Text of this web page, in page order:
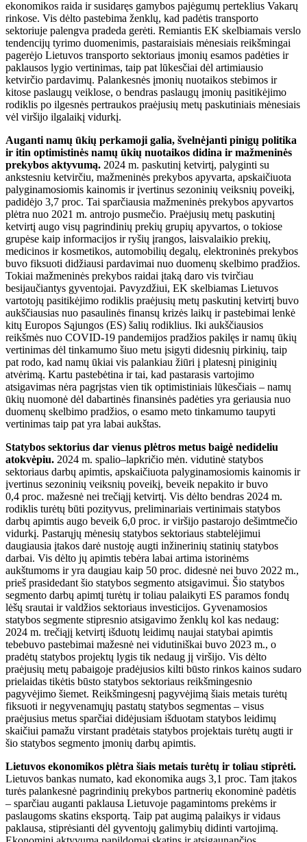
ekonomikos raida ir susidaręs gamybos pajėgumų perteklius Vakarų
rinkose. Vis dėlto pastebima ženklų, kad padėtis transporto
sektoriuje palengva pradeda gerėti. Remiantis EK skelbiamais verslo
tendencijų tyrimo duomenimis, pastaraisiais mėnesiais reikšmingai
pagerėjo Lietuvos transporto sektoriaus įmonių esamos padėties ir
paklausos lygio vertinimas, taip pat lūkesčiai dėl artimiausio
ketvirčio pardavimų. Palankesnės įmonių nuotaikos stebimos ir
kitose paslaugų veiklose, o bendras paslaugų įmonių pasitikėjimo
rodiklis po ilgesnės pertraukos praėjusių metų paskutiniais mėnesiais
vėl viršijo ilgalaikį vidurkį.
Auganti namų ūkių perkamoji galia, švelnėjanti pinigų politika
ir itin optimistinės namų ūkių nuotaikos didina ir mažmeninės
prekybos aktyvumą. 2024 m. paskutinį ketvirtį, palyginti su
ankstesniu ketvirčiu, mažmeninės prekybos apyvarta, apskaičiuota
palyginamosiomis kainomis ir įvertinus sezoninių veiksnių poveikį,
padidėjo 3,7 proc. Tai sparčiausia mažmeninės prekybos apyvartos
plėtra nuo 2021 m. antrojo pusmečio. Praėjusių metų paskutinį
ketvirtį augo visų pagrindinių prekių grupių apyvartos, o tokiose
grupėse kaip informacijos ir ryšių įrangos, laisvalaikio prekių,
medicinos ir kosmetikos, automobilių degalų, elektroninės prekybos
buvo fiksuoti didžiausi pardavimai nuo duomenų skelbimo pradžios.
Tokiai mažmeninės prekybos raidai įtaką daro vis tvirčiau
besijaučiantys gyventojai. Pavyzdžiui, EK skelbiamas Lietuvos
vartotojų pasitikėjimo rodiklis praėjusių metų paskutinį ketvirtį buvo
aukščiausias nuo pasaulinės finansų krizės laikų ir pastebimai lenkė
kitų Europos Sąjungos (ES) šalių rodiklius. Iki aukščiausios
reikšmės nuo COVID-19 pandemijos pradžios pakilęs ir namų ūkių
vertinimas dėl tinkamumo šiuo metu įsigyti didesnių pirkinių, taip
pat rodo, kad namų ūkiai vis palankiau žiūri į platesnį piniginių
atvėrimą. Kartu pastebėtina ir tai, kad pastarasis vartojimo
atsigavimas nėra pagrįstas vien tik optimistiniais lūkesčiais – namų
ūkių nuomonė dėl dabartinės finansinės padėties yra geriausia nuo
duomenų skelbimo pradžios, o esamo meto tinkamumo taupyti
vertinimas taip pat yra labai aukštas.
Statybos sektorius dar vienus plėtros metus baigė nedideliu
atokvėpiu. 2024 m. spalio–lapkričio mėn. vidutinė statybos
sektoriaus darbų apimtis, apskaičiuota palyginamosiomis kainomis ir
įvertinus sezoninių veiksnių poveikį, beveik nepakito ir buvo
0,4 proc. mažesnė nei trečiąjį ketvirtį. Vis dėlto bendras 2024 m.
rodiklis turėtų būti pozityvus, preliminariais vertinimais statybos
darbų apimtis augo beveik 6,0 proc. ir viršijo pastarojo dešimtmečio
vidurkį. Pastarųjų mėnesių statybos sektoriaus stabtelėjimui
daugiausia įtakos darė nustoję augti inžinerinių statinių statybos
darbai. Vis dėlto jų apimtis tebėra labai artima istorinėms
aukštumoms ir yra daugiau kaip 50 proc. didesnė nei buvo 2022 m.,
prieš prasidedant šio statybos segmento atsigavimui. Šio statybos
segmento darbų apimtį turėtų ir toliau palaikyti ES paramos fondų
lėšų srautai ir valdžios sektoriaus investicijos. Gyvenamosios
statybos segmente stipresnio atsigavimo ženklų kol kas nedaug:
2024 m. trečiąjį ketvirtį išduotų leidimų naujai statybai apimtis
tebebuvo pastebimai mažesnė nei vidutiniškai buvo 2023 m., o
pradėtų statybos projektų lygis tik nedaug jį viršijo. Vis dėlto
praėjusių metų pabaigoje pradėjusios kilti būsto rinkos kainos sudaro
prielaidas tikėtis būsto statybos sektoriaus reikšmingesnio
pagyvėjimo šiemet. Reikšmingesnį pagyvėjimą šiais metais turėtų
fiksuoti ir negyvenamųjų pastatų statybos segmentas – visus
praėjusius metus sparčiai didėjusiam išduotam statybos leidimų
skaičiui pamažu virstant pradėtais statybos projektais turėtų augti ir
šio statybos segmento įmonių darbų apimtis.
Lietuvos ekonomikos plėtra šiais metais turėtų ir toliau stiprėti.
Lietuvos bankas numato, kad ekonomika augs 3,1 proc. Tam įtakos
turės palankesnė pagrindinių prekybos partnerių ekonominė padėtis
– sparčiau auganti paklausa Lietuvoje pagamintoms prekėms ir
paslaugoms skatins eksportą. Taip pat augimą palaikys ir vidaus
paklausa, stiprėsianti dėl gyventojų galimybių didinti vartojimą.